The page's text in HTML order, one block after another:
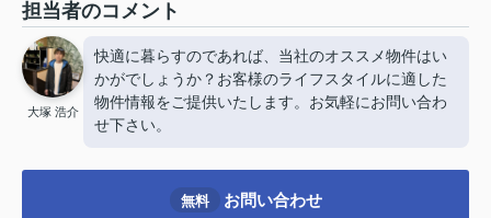
担当者のコメント
大塚 浩介
快適に暮らすのであれば、当社のオススメ物件はい
かがでしょうか？お客様のライフスタイルに適した
物件情報をご提供いたします。お気軽にお問い合わ
せ下さい。
無料 お問い合わせ